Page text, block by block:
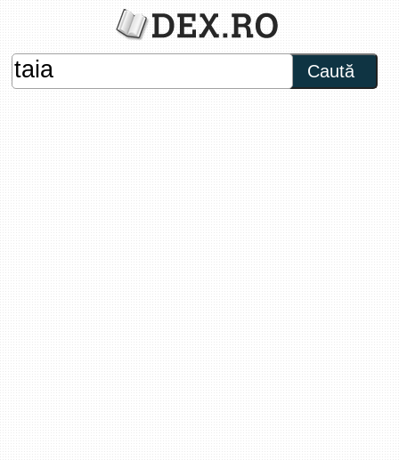
Caută